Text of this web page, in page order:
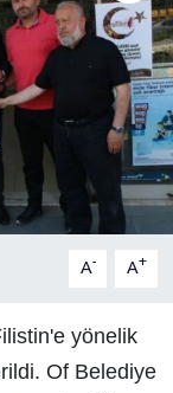
A- A+
yönelik
Of Belediye